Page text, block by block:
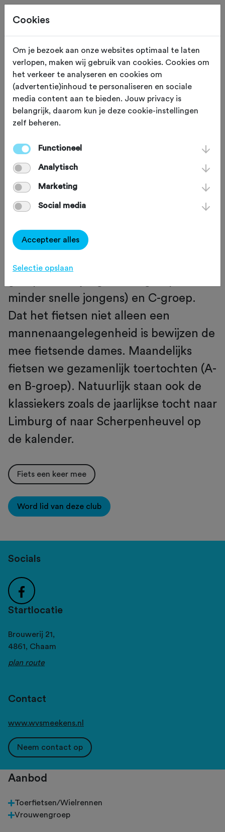
Chaam Noord Brabant
WV Smeekens-Chaam
WV Smeekens-Chaam is een gezellige
club waar zo'n 70 leden met elkaar
samen fietsen. We fietsen in een A-
minder snelle jongens) en C-groep.
Dat het fietsen niet alleen een
mannenaangelegenheid is bewijzen de
mee fietsende dames. Maandelijks
fietsen we gezamenlijk toertochten (A-
en B-groep). Natuurlijk staan ook de
klassiekers zoals de jaarlijkse tocht naar
Limburg of naar Scherpenheuvel op
de kalender.
Fiets een keer mee
Word lid van deze club
Socials
Startlocatie
Brouwerij 21,
4861, Chaam
plan route
Contact
www.wvsmeekens.nl
Neem contact op
Aanbod
Toerfietsen/Wielrennen
Vrouwengroep
Cookies
Om je bezoek aan onze websites optimaal te laten
verlopen, maken wij gebruik van cookies. Cookies om
het verkeer te analyseren en cookies om
(advertentie)inhoud te personaliseren en sociale
media content aan te bieden. Jouw privacy is
belangrijk, daarom kun je deze cookie-instellingen
zelf beheren.
Functioneel
Analytisch
Marketing
Social media
Accepteer alles
Selectie opslaan